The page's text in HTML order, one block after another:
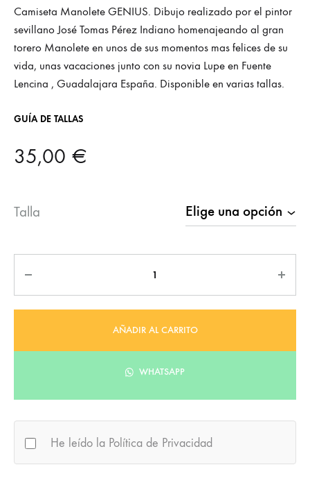
Camiseta Manolete GENIUS. Dibujo realizado por el pintor
sevillano José Tomas Pérez Indiano homenajeando al gran
torero Manolete en unos de sus momentos mas felices de su
vida, unas vacaciones junto con su novia Lupe en Fuente
Lencina , Guadalajara España. Disponible en varias tallas.
GUÍA DE TALLAS
35,00 €
Talla
AÑADIR AL CARRITO
WHATSAPP
He leído la Política de Privacidad